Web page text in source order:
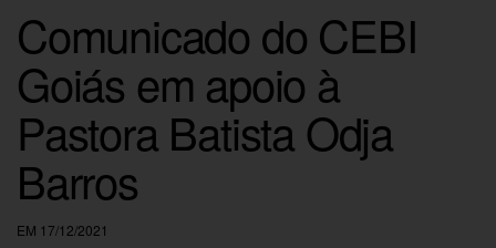
Comunicado do CEBI
Goiás em apoio à
Pastora Batista Odja
Barros
EM 17/12/2021